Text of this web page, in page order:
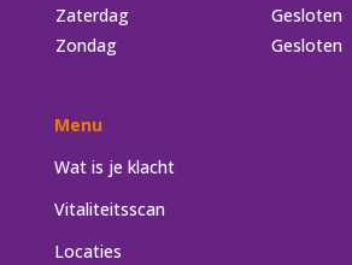
Zaterdag
Gesloten
Zondag
Gesloten
Menu
Wat is je klacht
Vitaliteitsscan
Locaties